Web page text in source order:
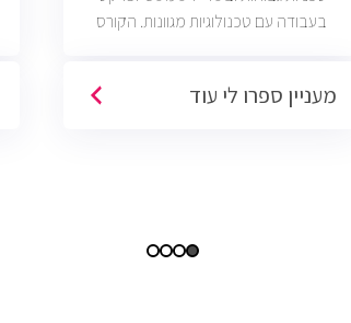
בעבודה עם טכנולוגיות מגוונות. הקורס
פתוחות בשוק והתפקיד מתאים לעבודה
מעניין ספרו לי עוד